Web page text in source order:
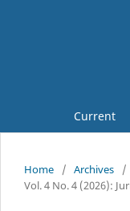
Current
Home / Archives
/
Vol. 4 No. 4 (2026):